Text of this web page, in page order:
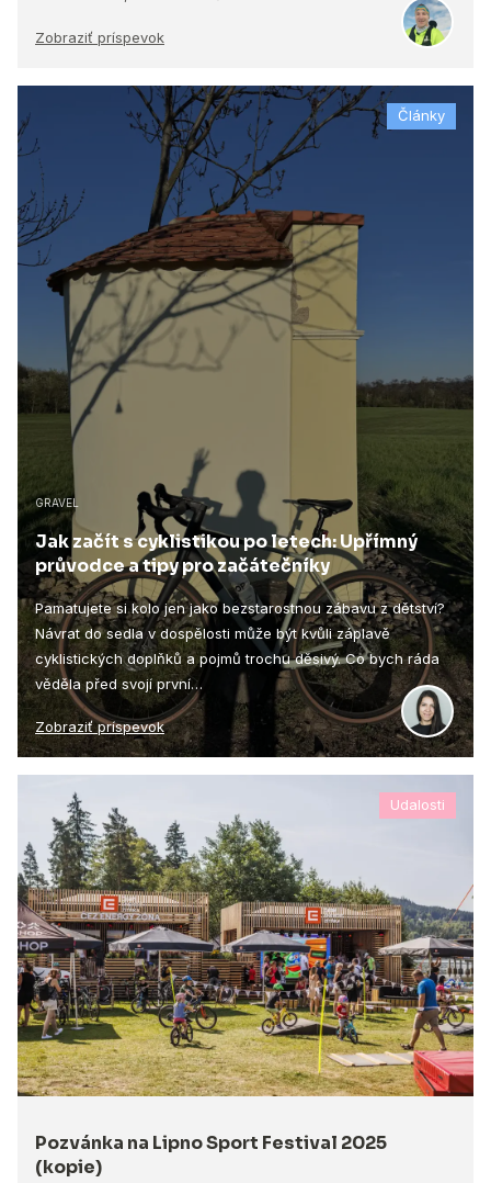
Zobraziť príspevok
Články
GRAVEL
Jak začít s cyklistikou po letech: Upřímný
průvodce a tipy pro začátečníky
Pamatujete si kolo jen jako bezstarostnou zábavu z dětství?
Návrat do sedla v dospělosti může být kvůli záplavě
cyklistických doplňků a pojmů trochu děsivý. Co bych ráda
věděla před svojí první…
Zobraziť príspevok
Udalosti
Pozvánka na Lipno Sport Festival 2025
(kopie)